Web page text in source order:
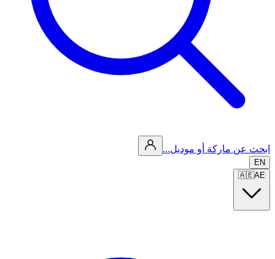
ابحث عن ماركة أو موديل...
EN
🇦🇪AE